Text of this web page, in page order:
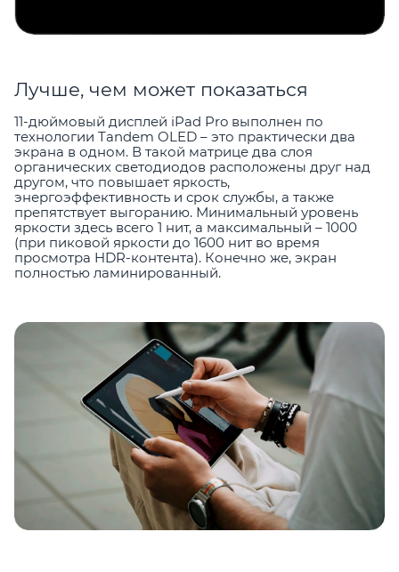
Лучше, чем может показаться
11-дюймовый дисплей iPad Pro выполнен по
технологии Tandem OLED – это практически два
экрана в одном. В такой матрице два слоя
органических светодиодов расположены друг над
другом, что повышает яркость,
энергоэффективность и срок службы, а также
препятствует выгоранию. Минимальный уровень
яркости здесь всего 1 нит, а максимальный – 1000
(при пиковой яркости до 1600 нит во время
просмотра HDR-контента). Конечно же, экран
полностью ламинированный.